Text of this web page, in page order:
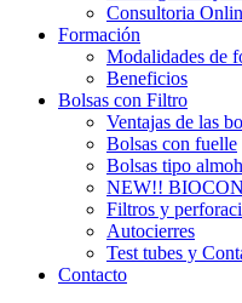
Consultoria
Formación
Modalidades de
Beneficios
Bolsas con Filtro
Ventajas de las
Bolsas con fuelle
Bolsas tipo
NEW!!
Filtros y
Autocierres
Test tubes y
Contacto